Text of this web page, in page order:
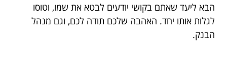
הבא ליעד שאתם בקושי יודעים לבטא את שמו, וטוסו
לגלות אותו יחד. האהבה שלכם תודה לכם, וגם מנהל
הבנק.